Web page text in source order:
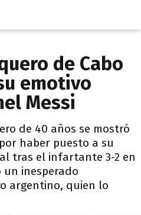
de Cabo
emotivo
Messi
de 40 años se mostró
haber puesto a su
tras el infartante 3-2 en
un inesperado
argentino, quien lo